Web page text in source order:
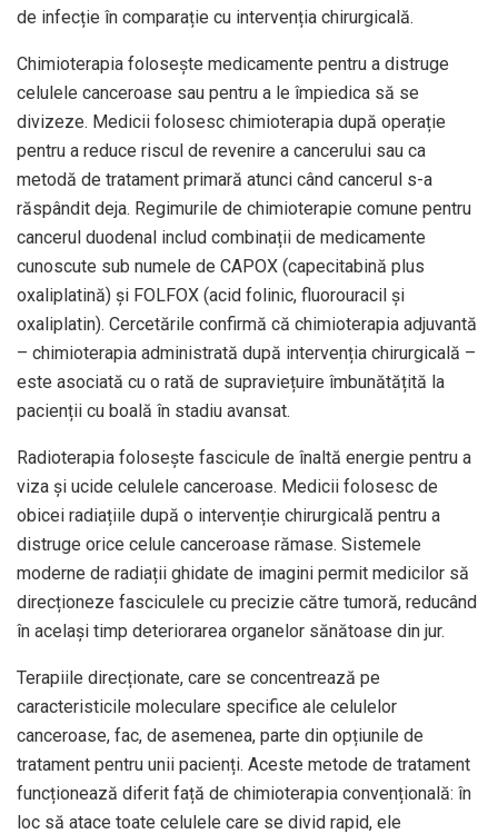
de infecție în comparație cu intervenția chirurgicală.
Chimioterapia folosește medicamente pentru a distruge
celulele canceroase sau pentru a le împiedica să se
divizeze. Medicii folosesc chimioterapia după operație
pentru a reduce riscul de revenire a cancerului sau ca
metodă de tratament primară atunci când cancerul s-a
răspândit deja. Regimurile de chimioterapie comune pentru
cancerul duodenal includ combinații de medicamente
cunoscute sub numele de CAPOX (capecitabină plus
oxaliplatină) și FOLFOX (acid folinic, fluorouracil și
oxaliplatin). Cercetările confirmă că chimioterapia adjuvantă
– chimioterapia administrată după intervenția chirurgicală –
este asociată cu o rată de supraviețuire îmbunătățită la
pacienții cu boală în stadiu avansat.
Radioterapia folosește fascicule de înaltă energie pentru a
viza și ucide celulele canceroase. Medicii folosesc de
obicei radiațiile după o intervenție chirurgicală pentru a
distruge orice celule canceroase rămase. Sistemele
moderne de radiații ghidate de imagini permit medicilor să
direcționeze fasciculele cu precizie către tumoră, reducând
în același timp deteriorarea organelor sănătoase din jur.
Terapiile direcționate, care se concentrează pe
caracteristicile moleculare specifice ale celulelor
canceroase, fac, de asemenea, parte din opțiunile de
tratament pentru unii pacienți. Aceste metode de tratament
funcționează diferit față de chimioterapia convențională: în
loc să atace toate celulele care se divid rapid, ele